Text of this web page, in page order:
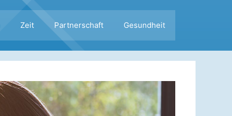
Zeit Partnerschaft Gesundheit